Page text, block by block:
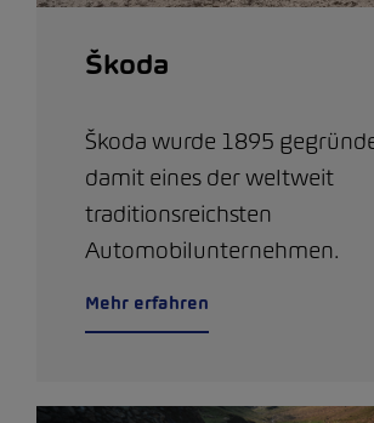
Škoda
Škoda wurde 1895
damit eines der weltweit
traditionsreichsten
Automobilunternehmen.
Mehr erfahren